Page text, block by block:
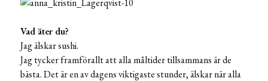
Vad äter du?
Jag älskar sushi.
Jag tycker framförallt att alla måltider tillsammans är de
bästa. Det är en av dagens viktigaste stunder, älskar när alla